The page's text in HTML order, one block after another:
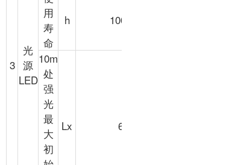
3
光
源
LED
用
寿
命
h 100000
10m
处
强
光
最
大
初
Lx 600